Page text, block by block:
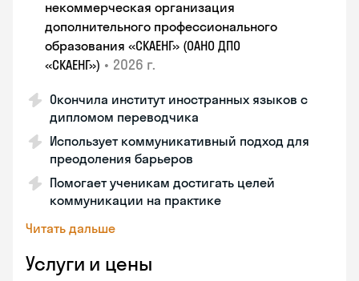
некоммерческая организация
дополнительного профессионального
образования «СКАЕНГ» (ОАНО ДПО
«СКАЕНГ») • 2026 г.
Окончила институт иностранных языков с
дипломом переводчика
Использует коммуникативный подход для
преодоления барьеров
Помогает ученикам достигать целей
коммуникации на практике
Читать дальше
Услуги и цены